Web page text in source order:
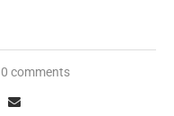
0 comments